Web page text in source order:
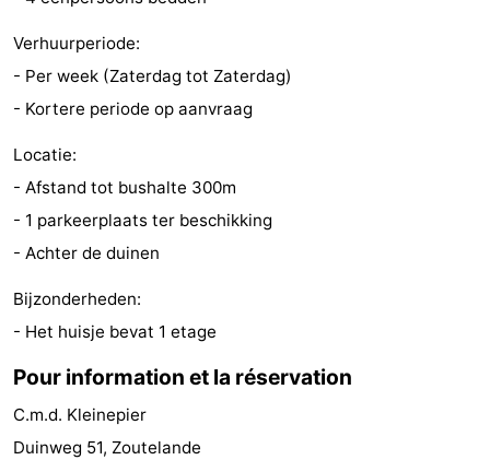
Musées
-
Monuments
Églises
-
Points
de
vue
Attractions
-
Terrains
de
-
Aires
-
Verhuurperiode:
- Per week (Zaterdag tot Zaterdag)
- Kortere periode op aanvraag
Locatie:
- Afstand tot bushalte 300m
- 1 parkeerplaats ter beschikking
- Achter de duinen
Bijzonderheden:
- Het huisje bevat 1 etage
Pour information et la réservation
C.m.d. Kleinepier
Duinweg 51, Zoutelande